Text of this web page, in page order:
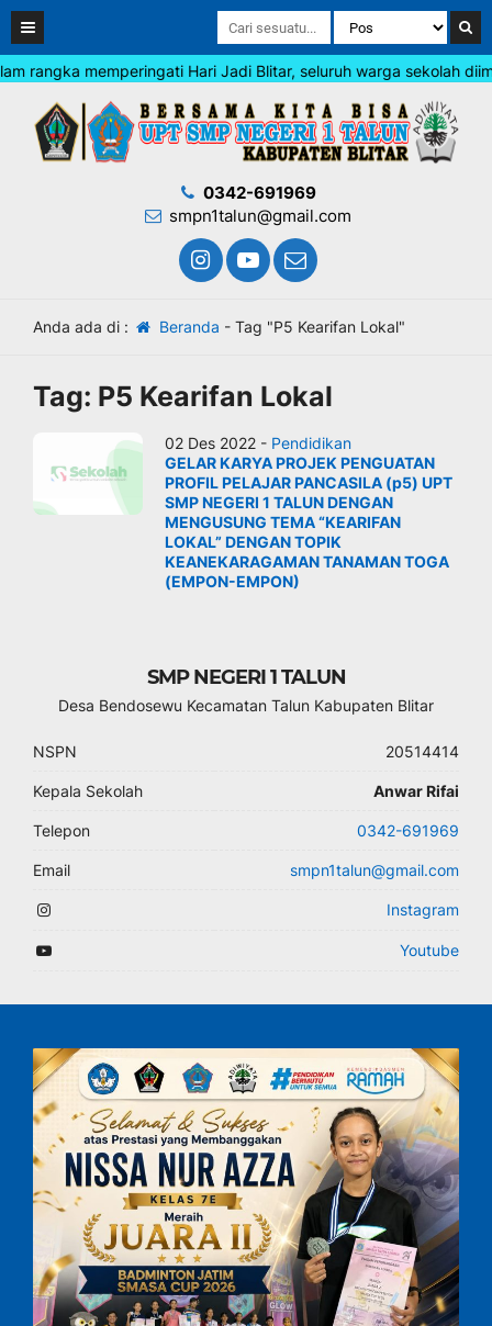
rangka memperingati Hari Jadi Blitar, seluruh warga sekolah
0342-691969
smpn1talun@gmail.com
Anda ada di : Beranda - Tag "P5 Kearifan Lokal"
Tag: P5 Kearifan Lokal
02 Des 2022 - Pendidikan
GELAR KARYA PROJEK PENGUATAN
PROFIL PELAJAR PANCASILA (p5) UPT
SMP NEGERI 1 TALUN DENGAN
MENGUSUNG TEMA “KEARIFAN
LOKAL” DENGAN TOPIK
KEANEKARAGAMAN TANAMAN TOGA
(EMPON-EMPON)
SMP NEGERI 1 TALUN
Desa Bendosewu Kecamatan Talun Kabupaten Blitar
NSPN 20514414
Kepala Sekolah Anwar Rifai
Telepon 0342-691969
Email smpn1talun@gmail.com
Instagram
Youtube